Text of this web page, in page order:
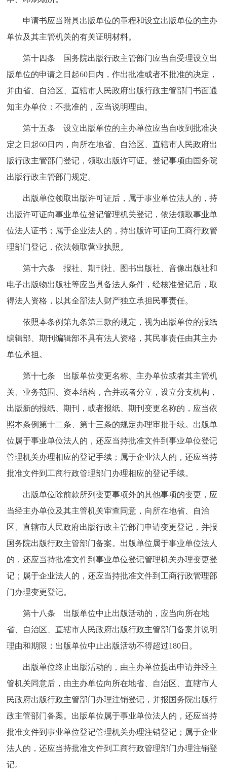
申请书应当附具出版单位的章程和设立出版单位的主办
单位及其主管机关的有关证明材料。
第十四条 国务院出版行政主管部门应当自受理设立出
版单位的申请之日起60日内，作出批准或者不批准的决定，
并由省、自治区、直辖市人民政府出版行政主管部门书面通
知主办单位；不批准的，应当说明理由。
第十五条 设立出版单位的主办单位应当自收到批准决
定之日起60日内，向所在地省、自治区、直辖市人民政府出
版行政主管部门登记，领取出版许可证。登记事项由国务院
出版行政主管部门规定。
出版单位领取出版许可证后，属于事业单位法人的，持
出版许可证向事业单位登记管理机关登记，依法领取事业单
位法人证书；属于企业法人的，持出版许可证向工商行政管
理部门登记，依法领取营业执照。
第十六条 报社、期刊社、图书出版社、音像出版社和
电子出版物出版社等应当具备法人条件，经核准登记后，取
得法人资格，以其全部法人财产独立承担民事责任。
依照本条例第九条第三款的规定，视为出版单位的报纸
编辑部、期刊编辑部不具有法人资格，其民事责任由其主办
单位承担。
第十七条 出版单位变更名称、主办单位或者其主管机
关、业务范围、资本结构，合并或者分立，设立分支机构，
出版新的报纸、期刊，或者报纸、期刊变更名称的，应当依
照本条例第十二条、第十三条的规定办理审批手续。出版单
位属于事业单位法人的，还应当持批准文件到事业单位登记
管理机关办理相应的登记手续；属于企业法人的，还应当持
批准文件到工商行政管理部门办理相应的登记手续。
出版单位除前款所列变更事项外的其他事项的变更，应
当经主办单位及其主管机关审查同意，向所在地省、自治
区、直辖市人民政府出版行政主管部门申请变更登记，并报
国务院出版行政主管部门备案。出版单位属于事业单位法人
的，还应当持批准文件到事业单位登记管理机关办理变更登
记；属于企业法人的，还应当持批准文件到工商行政管理部
门办理变更登记。
第十八条 出版单位中止出版活动的，应当向所在地
省、自治区、直辖市人民政府出版行政主管部门备案并说明
理由和期限；出版单位中止出版活动不得超过180日。
出版单位终止出版活动的，由主办单位提出申请并经主
管机关同意后，由主办单位向所在地省、自治区、直辖市人
民政府出版行政主管部门办理注销登记，并报国务院出版行
政主管部门备案。出版单位属于事业单位法人的，还应当持
批准文件到事业单位登记管理机关办理注销登记；属于企业
法人的，还应当持批准文件到工商行政管理部门办理注销登
记。